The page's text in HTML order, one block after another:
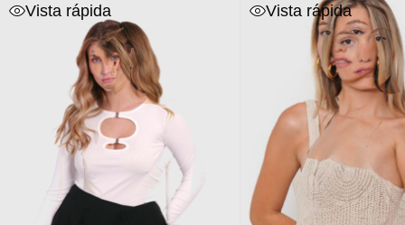
Vista rápida
Vista rápida